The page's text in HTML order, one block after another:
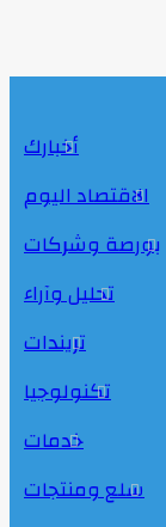
أخبارك
الاقتصاد اليوم
بورصة وشركات
تحليل وآراء
تريندات
تكنولوجيا
خدمات
سلع ومنتجات